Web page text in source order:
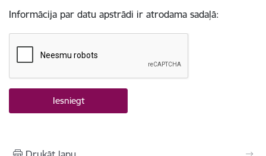
Informācija par datu apstrādi ir atrodama sadaļā: